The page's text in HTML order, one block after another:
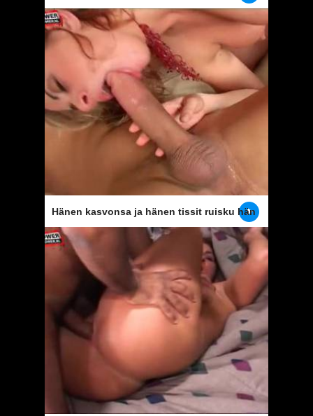
Hänen kasvonsa ja hänen tissit ruisku hän
täytti whiteh siittiöiden